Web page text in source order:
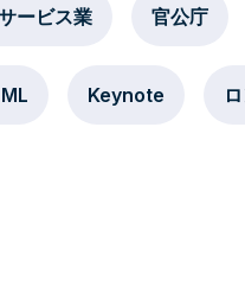
ービス業 官公庁
Keynote